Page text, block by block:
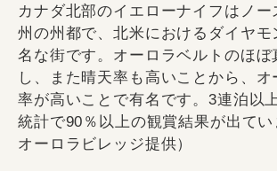
カナダ北部のイエローナイフはノ
州の州都で、北米におけるダイヤモ
名な街です。オーロラベルトのほぼ
し、また晴天率も高いことから、
率が高いことで有名です。3連泊以
統計で90％以上の観賞結果が出てい
オーロラビレッジ提供）